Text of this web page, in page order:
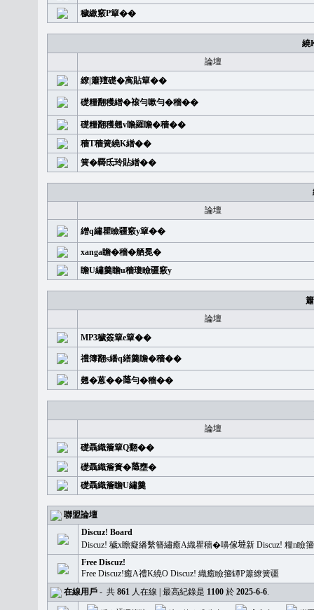
穢繳竅P簞��
繞
論壇
繚|簫羶礎�㝢貼簞��
礎糧翻穫繒�䙛勻嗽勻�穡��
礎糧翻穫翹v瞻羅瞻�穡��
穡T穡簧繞K繒��
簧�覉氐玲貼繒��
論壇
繒q繡瞿瞼疆竅y簞��
xanga瞻�穡�舾冕�
瞻U繡羹瞻u穡瓊瞼疆竅y
論壇
MP3穢簽簞e簞��
禮簿翻s繙q繕羹瞻�穡��
翹�蒽��𦻕勻�穡��
論壇
礎聶織簷簞Q翻��
礎聶織簷簣�𦻕壅�
礎聶織簷瞻U繡羹
聯盟論壇
Discuz! Board
Discuz! 穢x瞻癡繙繫簪繡癒A織瞿穡�嚊傢𡐿新 Discuz! 糧n
Free Discuz!
Free Discuz!癒A禮K繞O Discuz! 織癒瞼籀罈P簫繚簧疆
在線用戶 - 共 861 人在線 | 最高紀錄是 1100 於 2025-6-6.